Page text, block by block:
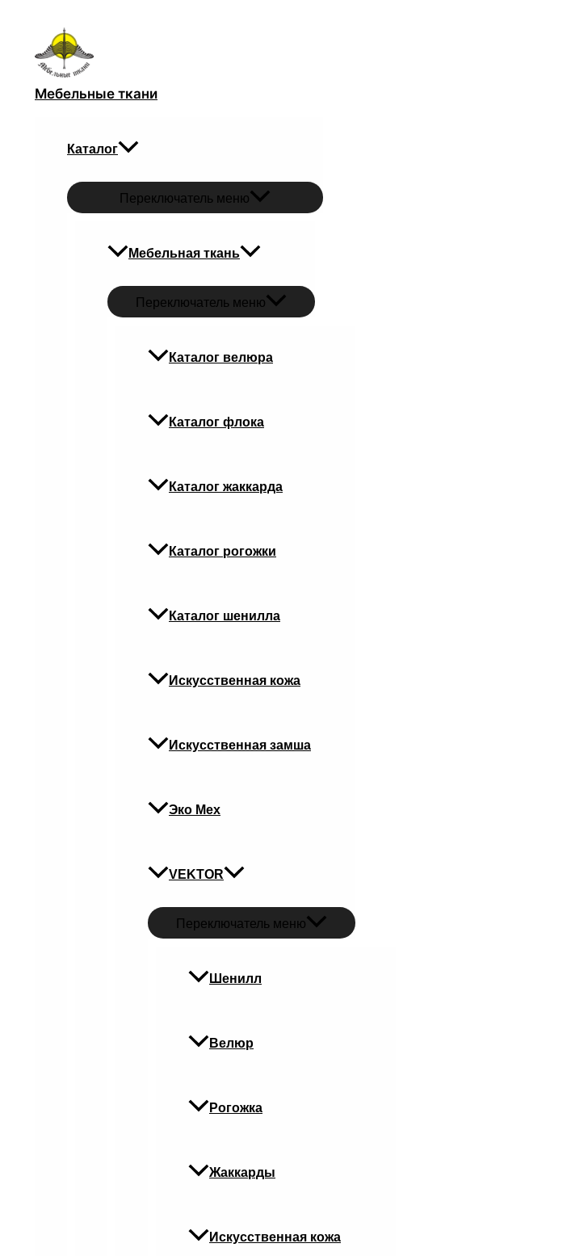
Мебельные ткани
Каталог
Переключатель меню
Мебельная ткань
Переключатель меню
Каталог велюра
Каталог флока
Каталог жаккарда
Каталог рогожки
Каталог шенилла
Искусственная кожа
Искусственная замша
Эко Мех
VEKTOR
Переключатель меню
Шенилл
Велюр
Рогожка
Жаккарды
Искусственная кожа